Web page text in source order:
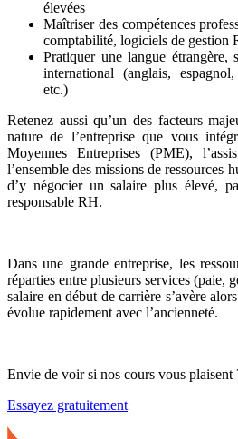
élevées
Maîtriser des compétences
comptabilité, logiciels de gestion
Pratiquer une langue étrangère,
international (anglais,
etc.)
Retenez aussi qu’un des facteurs
nature de l’entreprise que vous
Moyennes Entreprises (PME),
l’ensemble des missions de ressources
d’y négocier un salaire plus élevé,
responsable RH.
Dans une grande entreprise, les
réparties entre plusieurs services (paie,
salaire en début de carrière s’avère
évolue rapidement avec l’ancienneté.
Envie de voir si nos cours vous plaisent
Essayez gratuitement